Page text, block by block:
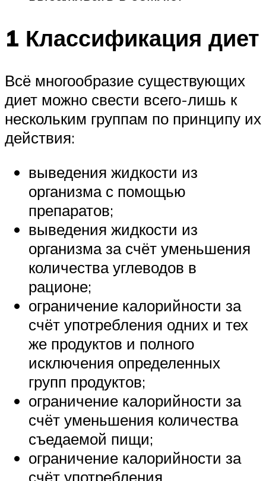
1 Классификация диет
Всё многообразие существующих
диет можно свести всего-лишь к
нескольким группам по принципу их
действия:
выведения жидкости из
организма с помощью
препаратов;
выведения жидкости из
организма за счёт уменьшения
количества углеводов в
рационе;
ограничение калорийности за
счёт употребления одних и тех
же продуктов и полного
исключения определенных
групп продуктов;
ограничение калорийности за
счёт уменьшения количества
съедаемой пищи;
ограничение калорийности за
счёт употребления